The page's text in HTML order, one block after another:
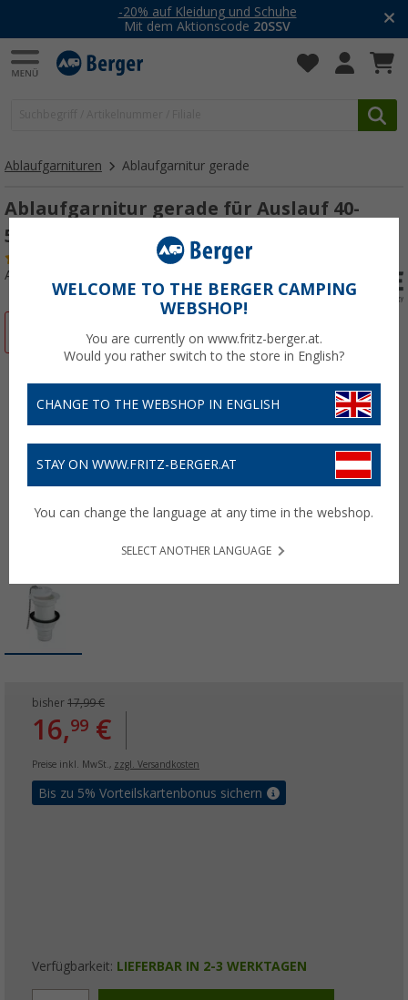
-20% auf Kleidung und Schuhe
Mit dem Aktionscode 20SSV
Ablaufgarnituren Ablaufgarnitur gerade
Ablaufgarnitur gerade für Auslauf 40-
50mm
Art.-Nr.: 101550
bisher 17,99 €
16,99 €
Preise inkl. MwSt., zzgl. Versandkosten
Bis zu 5% Vorteilskartenbonus sichern
Verfügbarkeit: LIEFERBAR IN 2-3 WERKTAGEN
WELCOME TO THE BERGER CAMPING
WEBSHOP!
You are currently on www.fritz-berger.at.
Would you rather switch to the store in English?
CHANGE TO THE WEBSHOP IN ENGLISH
STAY ON WWW.FRITZ-BERGER.AT
You can change the language at any time in the webshop.
SELECT ANOTHER LANGUAGE